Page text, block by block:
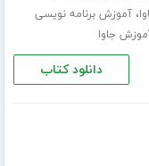
،آموزش برنامه نویسی
جاوا
دانلود کتاب